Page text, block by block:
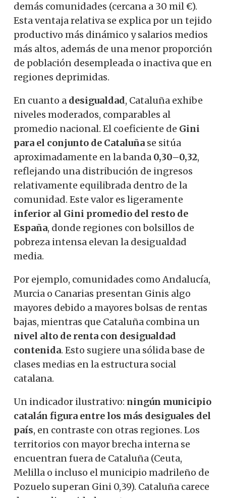
demás comunidades (cercana a 30 mil €).
Esta ventaja relativa se explica por un tejido
productivo más dinámico y salarios medios
más altos, además de una menor proporción
de población desempleada o inactiva que en
regiones deprimidas.
En cuanto a desigualdad, Cataluña exhibe
niveles moderados, comparables al
promedio nacional. El coeficiente de Gini
para el conjunto de Cataluña se sitúa
aproximadamente en la banda 0,30–0,32,
reflejando una distribución de ingresos
relativamente equilibrada dentro de la
comunidad. Este valor es ligeramente
inferior al Gini promedio del resto de
España, donde regiones con bolsillos de
pobreza intensa elevan la desigualdad
media.
Por ejemplo, comunidades como Andalucía,
Murcia o Canarias presentan Ginis algo
mayores debido a mayores bolsas de rentas
bajas, mientras que Cataluña combina un
nivel alto de renta con desigualdad
contenida. Esto sugiere una sólida base de
clases medias en la estructura social
catalana.
Un indicador ilustrativo: ningún municipio
catalán figura entre los más desiguales del
país, en contraste con otras regiones. Los
territorios con mayor brecha interna se
encuentran fuera de Cataluña (Ceuta,
Melilla o incluso el municipio madrileño de
Pozuelo superan Gini 0,39). Cataluña carece